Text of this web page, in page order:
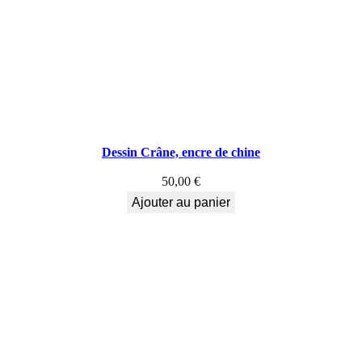
Dessin Crâne, encre de chine
50,00 €
Ajouter au panier